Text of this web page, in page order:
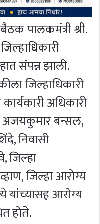
पालकमंत्री श्री.
संपन्न झाली.
जिल्हाधिकारी
अधिकारी
अजयकुमार बन्सल,
निवासी
जिल्हा
जिल्हा आरोग्य
यांच्यासह आरोग्य
होते.